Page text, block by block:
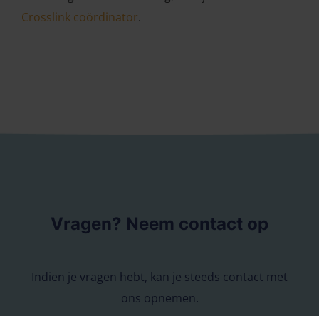
Crosslink coördinator.
Vragen? Neem contact op
Indien je vragen hebt, kan je steeds contact met
ons opnemen.